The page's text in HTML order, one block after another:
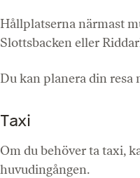
Hållplatserna närmast
Slottsbacken eller
Du kan planera din resa
Taxi
Om du behöver ta taxi,
huvudingången.